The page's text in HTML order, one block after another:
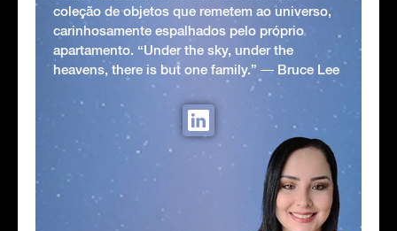
coleção de objetos que remetem ao universo,
carinhosamente espalhados pelo próprio
apartamento. “Under the sky, under the
heavens, there is but one family.” ― Bruce Lee